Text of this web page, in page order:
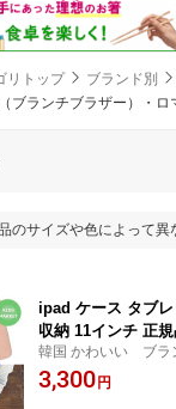
リトップ ブランド別
ブランチブラザー）・ロ
のサイズや色によって異
ipad ケース タブ
収納 11インチ 正
ER ブランチブラ
チ ipad ポーチ 韓国
韓国 かわいい ブラ
ルアクセサリー ノー
3,300 円